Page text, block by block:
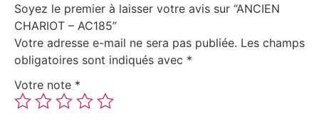
Soyez le premier à laisser votre avis sur “ANCIEN
CHARIOT – AC185”
Votre adresse e-mail ne sera pas publiée. Les champs
obligatoires sont indiqués avec *
Votre note *